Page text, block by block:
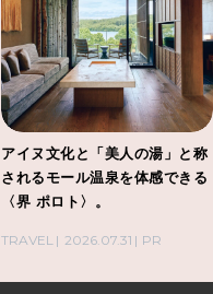
アイヌ文化と「美人の湯」と称
されるモール温泉を体感できる
〈界 ポロト〉。
TRAVEL 2026.07.31 PR